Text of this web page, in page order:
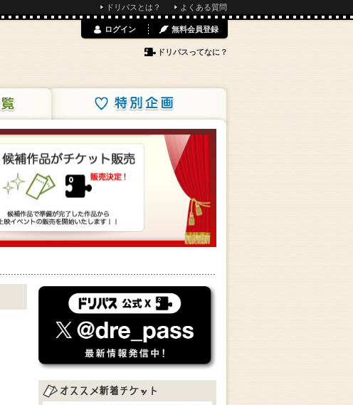
ドリパスとは？ よくある質問
特別企画
ログイン 無料会員登録
ドリパスってなに？